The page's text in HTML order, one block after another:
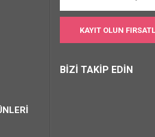
KAYIT OLUN
BİZİ TAKİP EDİN